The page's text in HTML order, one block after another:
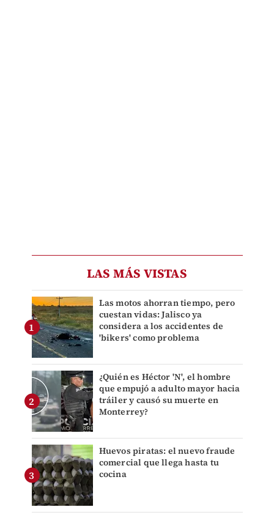
LAS MÁS VISTAS
Las motos ahorran tiempo, pero
cuestan vidas: Jalisco ya
considera a los accidentes de
'bikers' como problema
¿Quién es Héctor 'N', el hombre
que empujó a adulto mayor hacia
tráiler y causó su muerte en
Monterrey?
Huevos piratas: el nuevo fraude
comercial que llega hasta tu
cocina